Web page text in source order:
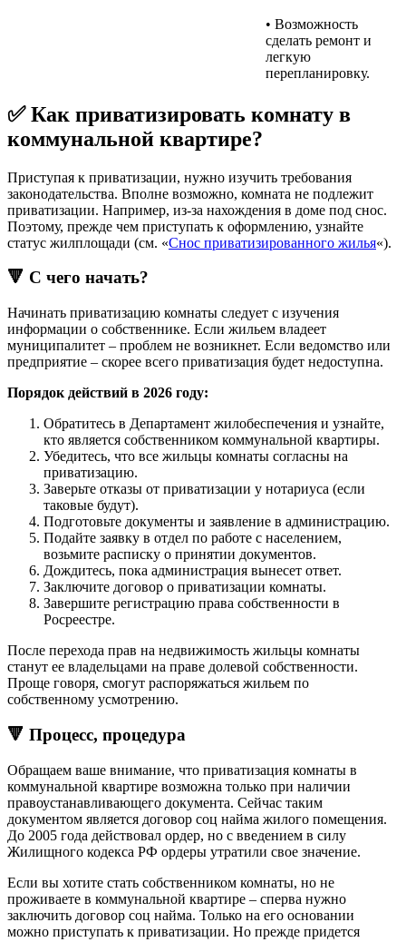
• Возможность
сделать ремонт и
легкую
перепланировку.
✅ Как приватизировать комнату в
коммунальной квартире?
Приступая к приватизации, нужно изучить требования
законодательства. Вполне возможно, комната не подлежит
приватизации. Например, из-за нахождения в доме под снос.
Поэтому, прежде чем приступать к оформлению, узнайте
статус жилплощади (см. «Снос приватизированного жилья«).
🔻 С чего начать?
Начинать приватизацию комнаты следует с изучения
информации о собственнике. Если жильем владеет
муниципалитет – проблем не возникнет. Если ведомство или
предприятие – скорее всего приватизация будет недоступна.
Порядок действий в 2026 году:
Обратитесь в Департамент жилобеспечения и узнайте,
кто является собственником коммунальной квартиры.
Убедитесь, что все жильцы комнаты согласны на
приватизацию.
Заверьте отказы от приватизации у нотариуса (если
таковые будут).
Подготовьте документы и заявление в администрацию.
Подайте заявку в отдел по работе с населением,
возьмите расписку о принятии документов.
Дождитесь, пока администрация вынесет ответ.
Заключите договор о приватизации комнаты.
Завершите регистрацию права собственности в
Росреестре.
После перехода прав на недвижимость жильцы комнаты
станут ее владельцами на праве долевой собственности.
Проще говоря, смогут распоряжаться жильем по
собственному усмотрению.
🔻 Процесс, процедура
Обращаем ваше внимание, что приватизация комнаты в
коммунальной квартире возможна только при наличии
правоустанавливающего документа. Сейчас таким
документом является договор соц найма жилого помещения.
До 2005 года действовал ордер, но с введением в силу
Жилищного кодекса РФ ордеры утратили свое значение.
Если вы хотите стать собственником комнаты, но не
проживаете в коммунальной квартире – сперва нужно
заключить договор соц найма. Только на его основании
можно приступать к приватизации. Но прежде придется